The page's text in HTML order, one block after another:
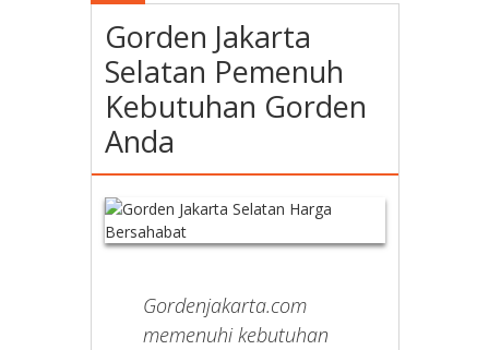
Gorden Jakarta
Selatan Pemenuh
Kebutuhan Gorden
Anda
Gordenjakarta.com
memenuhi kebutuhan